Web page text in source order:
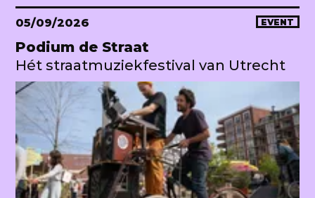
05/09/2026 EVENT
Podium de Straat
Hét straatmuziekfestival van Utrecht